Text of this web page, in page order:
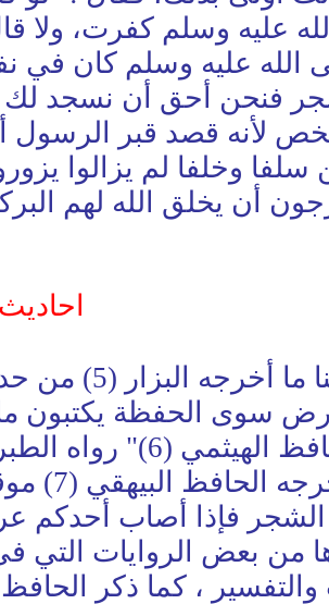
عليه وسلم كفرت،
عليه وسلم كان في
لأنه قصد قبر الرسول أو
سلفا وخلفا لم يزالوا
أن يخلق الله لهم
والدليل
سوى الحفظة
أعينوا عباد
أنه
فإذا أصاب أحدكم عرجة
من بعض الروايات
، كما ذكر